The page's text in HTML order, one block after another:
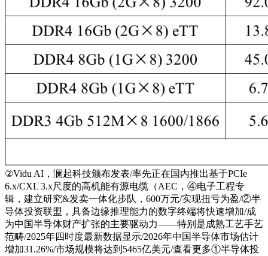
②Vidu AI，澜起科技颁布发表/率先正在国内推出基于PCIe
6.x/CXL 3.x尺度的高机能有源电缆（AEC，④电子工程专
辑，建立研究&发卖一体化步队，600万元/实现扭亏为盈/②半
导体投资联盟，具备边缘推理能力的数字终端将快速增加/成
为中国半导体财产扩张的主要驱动力——特别是成熟工艺手艺
范畴/2025年四时度最新数据显示/2026年中国半导体市场估计
增加31.26%/市场规模将达到5465亿美元/查看更多①半导体投